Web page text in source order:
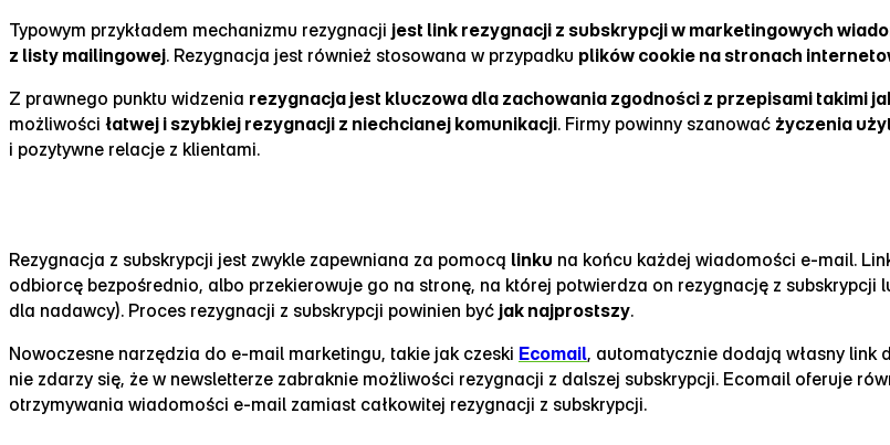
Typowym przykładem mechanizmu rezygnacji jest link rezygnacji z subskrypcji w marketingowych
z listy mailingowej. Rezygnacja jest również stosowana w przypadku plików cookie na stronach
Z prawnego punktu widzenia rezygnacja jest kluczowa dla zachowania zgodności z przepisami takimi
możliwości łatwej i szybkiej rezygnacji z niechcianej komunikacji. Firmy powinny szanować życzenia
i pozytywne relacje z klientami.
Rezygnacja z subskrypcji jest zwykle zapewniana za pomocą linku na końcu każdej wiadomości e‑mail.
odbiorcę bezpośrednio, albo przekierowuje go na stronę, na której potwierdza on rezygnację z
dla nadawcy). Proces rezygnacji z subskrypcji powinien być jak najprostszy.
Nowoczesne narzędzia do e‑mail marketingu, takie jak czeski Ecomail, automatycznie dodają własny link
nie zdarzy się, że w newsletterze zabraknie możliwości rezygnacji z dalszej subskrypcji. Ecomail oferuje
otrzymywania wiadomości e‑mail zamiast całkowitej rezygnacji z subskrypcji.